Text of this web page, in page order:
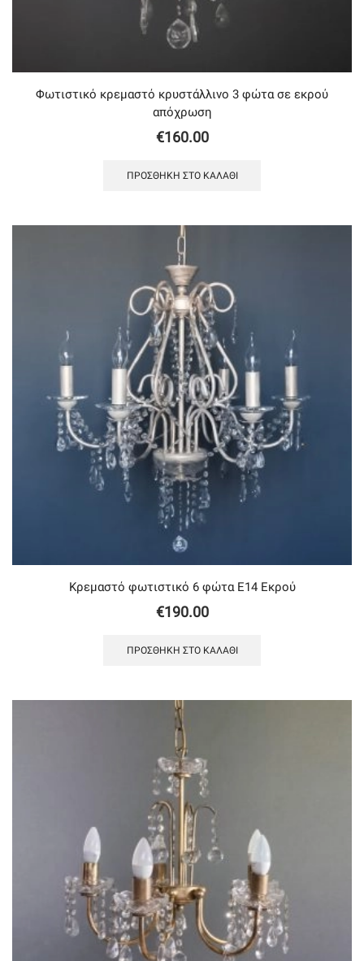
Φωτιστικό κρεμαστό κρυστάλλινο 3 φώτα σε εκρού
απόχρωση
€160.00
ΠΡΟΣΘΉΚΗ ΣΤΟ ΚΑΛΆΘΙ
Κρεμαστό φωτιστικό 6 φώτα Ε14 Εκρού
€190.00
ΠΡΟΣΘΉΚΗ ΣΤΟ ΚΑΛΆΘΙ